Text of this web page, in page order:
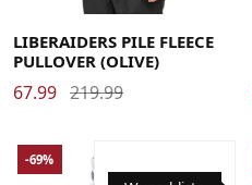
Medium X-Large
LIBERAIDERS PILE FLEECE
PULLOVER (OLIVE)
67.99 219.99
-69%